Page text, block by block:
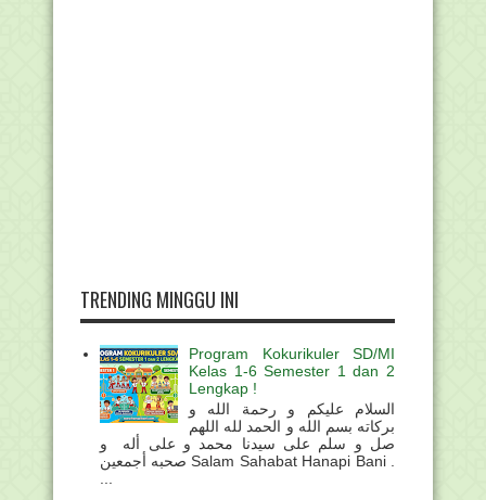
TRENDING MINGGU INI
Program Kokurikuler SD/MI
Kelas 1-6 Semester 1 dan 2
Lengkap !
السلام عليكم و رحمة الله و
بركاته بسم الله و الحمد لله اللهم
صل و سلم على سيدنا محمد و على أله و
صحبه أجمعين Salam Sahabat Hanapi Bani .